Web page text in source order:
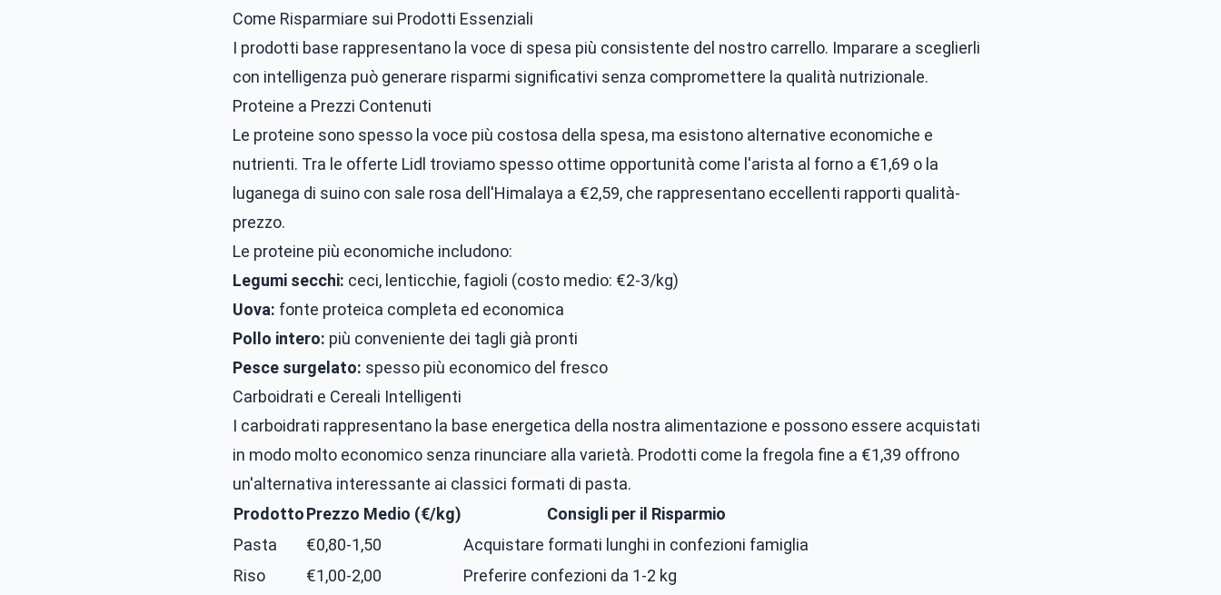
Come Risparmiare sui Prodotti Essenziali
I prodotti base rappresentano la voce di spesa più consistente del nostro carrello. Imparare a sceglierli
con intelligenza può generare risparmi significativi senza compromettere la qualità nutrizionale.
Proteine a Prezzi Contenuti
Le proteine sono spesso la voce più costosa della spesa, ma esistono alternative economiche e
nutrienti. Tra le offerte Lidl troviamo spesso ottime opportunità come l'arista al forno a €1,69 o la
luganega di suino con sale rosa dell'Himalaya a €2,59, che rappresentano eccellenti rapporti qualità-
prezzo.
Le proteine più economiche includono:
Legumi secchi: ceci, lenticchie, fagioli (costo medio: €2-3/kg)
Uova: fonte proteica completa ed economica
Pollo intero: più conveniente dei tagli già pronti
Pesce surgelato: spesso più economico del fresco
Carboidrati e Cereali Intelligenti
I carboidrati rappresentano la base energetica della nostra alimentazione e possono essere acquistati
in modo molto economico senza rinunciare alla varietà. Prodotti come la fregola fine a €1,39 offrono
un'alternativa interessante ai classici formati di pasta.
ProdottoPrezzo Medio (€/kg)
Consigli per il Risparmio
Pasta
€0,80-1,50
Acquistare formati lunghi in confezioni famiglia
Riso
€1,00-2,00
Preferire confezioni da 1-2 kg